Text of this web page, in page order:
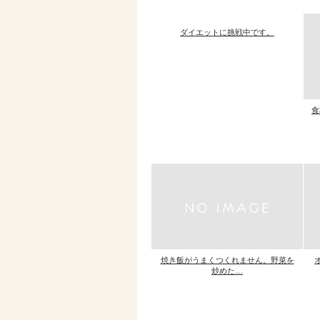
ダイエットに挑戦中です。
焼き飯がうまくつくれません。野菜を
炒めた…